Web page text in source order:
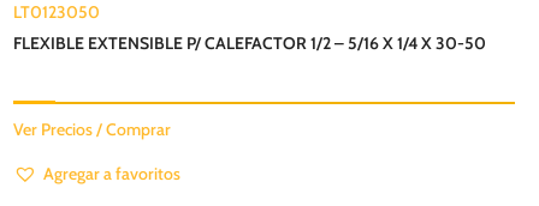
LT0123050
FLEXIBLE EXTENSIBLE P/ CALEFACTOR 1/2 – 5/16 X 1/4 X 30-50
Ver Precios / Comprar
Agregar a favoritos